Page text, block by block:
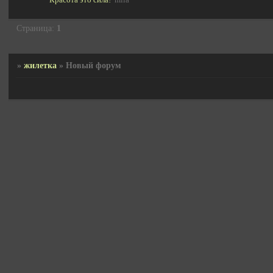
Страница: 1
»жилетка »Новый форум